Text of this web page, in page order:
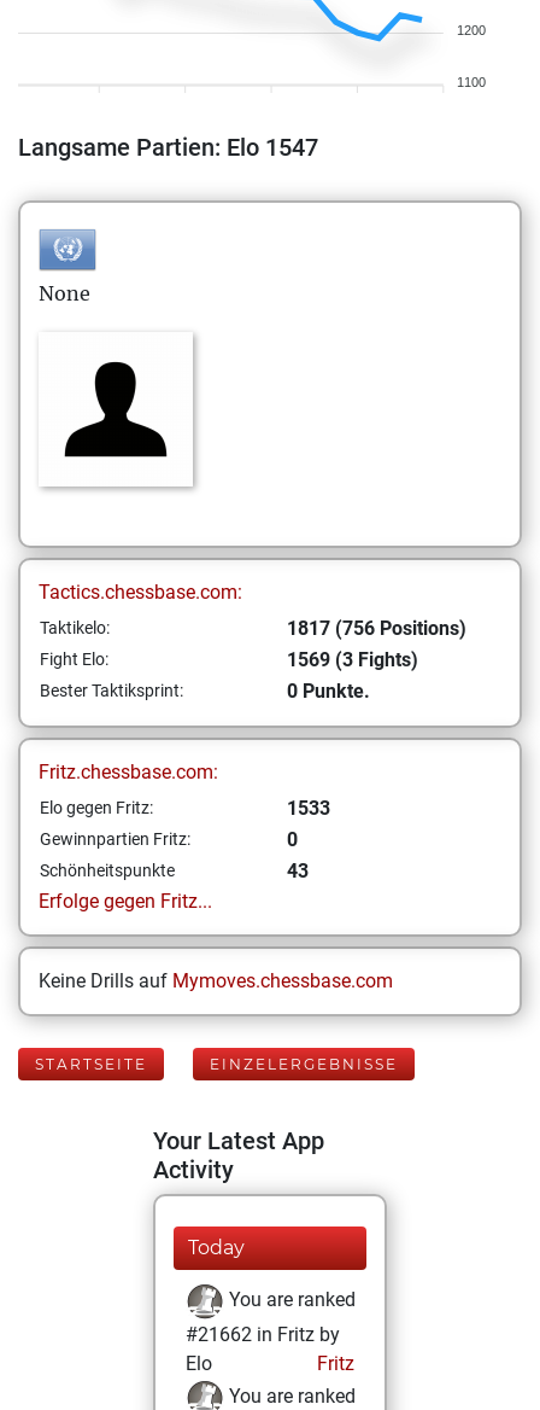
1200
1100
Langsame Partien: Elo 1547
None
Tactics.chessbase.com:
Taktikelo: 1817 (756 Positions)
Fight Elo: 1569 (3 Fights)
Bester Taktiksprint: 0 Punkte.
Fritz.chessbase.com:
Elo gegen Fritz: 1533
Gewinnpartien Fritz: 0
Schönheitspunkte
43
Erfolge gegen Fritz...
Keine Drills auf Mymoves.chessbase.com
STARTSEITE EINZELERGEBNISSE
Your Latest App
Activity
Today
You are ranked
#21662 in Fritz by
Elo
Fritz
You are ranked